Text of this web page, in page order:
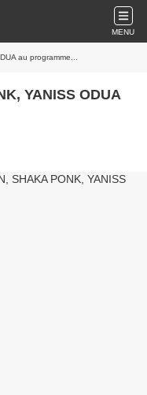
MENU
au programme...
YANISS ODUA